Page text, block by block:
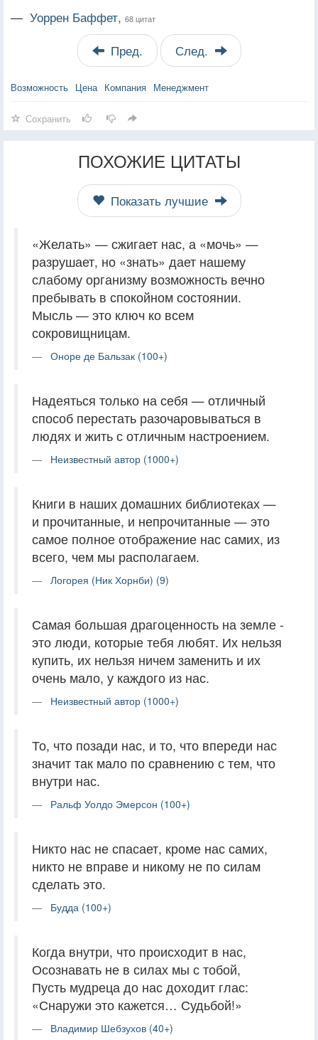
— Уоррен Баффет, 68 цитат
Пред. След.
Возможность Цена Компания Менеджмент
Сохранить
ПОХОЖИЕ ЦИТАТЫ
Показать лучшие
«Желать» — сжигает нас, а «мочь» —
разрушает, но «знать» дает нашему
слабому организму возможность вечно
пребывать в спокойном состоянии.
Мысль — это ключ ко всем
сокровищницам.
Оноре де Бальзак (100+)
Надеяться только на себя — отличный
способ перестать разочаровываться в
людях и жить с отличным настроением.
Неизвестный автор (1000+)
Книги в наших домашних библиотеках —
и прочитанные, и непрочитанные — это
самое полное отображение нас самих, из
всего, чем мы располагаем.
Логорея (Ник Хорнби) (9)
Самая большая драгоценность на земле -
это люди, которые тебя любят. Их нельзя
купить, их нельзя ничем заменить и их
очень мало, у каждого из нас.
Неизвестный автор (1000+)
То, что позади нас, и то, что впереди нас
значит так мало по сравнению с тем, что
внутри нас.
Ральф Уолдо Эмерсон (100+)
Никто нас не спасает, кроме нас самих,
никто не вправе и никому не по силам
сделать это.
Будда (100+)
Когда внутри, что происходит в нас,
Осознавать не в силах мы с тобой,
Пусть мудреца до нас доходит глас:
«Снаружи это кажется… Судьбой!»
Владимир Шебзухов (40+)